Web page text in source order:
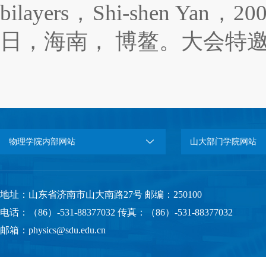
bilayers，Shi-shen Yan，
日，海南， 博鳌。大会特
物理学院内部网站 山大部门学院网站
地址：山东省济南市山大南路27号 邮编：250100
电话：（86）-531-88377032 传真：（86）-531-88377032
邮箱：physics@sdu.edu.cn